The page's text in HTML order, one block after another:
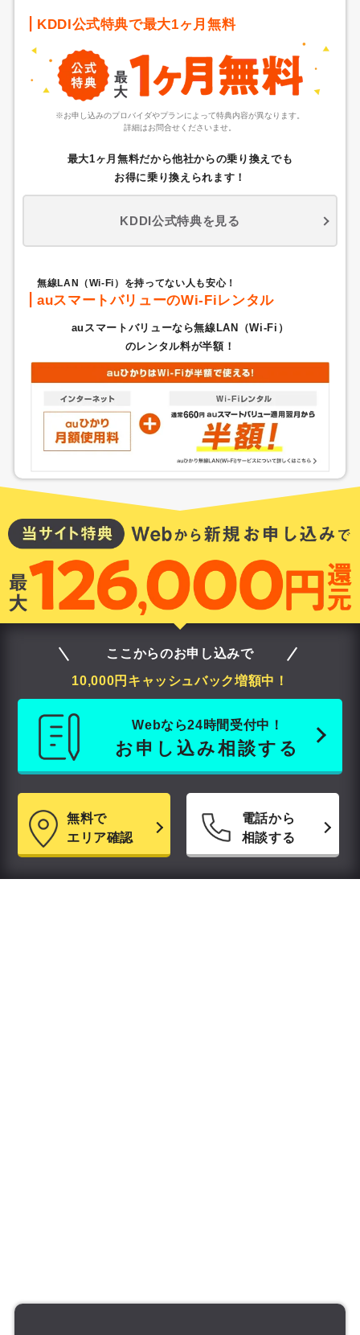
KDDI公式特典で最大1ヶ月無料
※お申し込みのプロバイダやプランによって特典内容が異なります。
詳細はお問合せくださいませ。
最大1ヶ月無料だから他社からの乗り換えでも
お得に乗り換えられます！
KDDI公式特典を見る
無線LAN（Wi-Fi）を持ってない人も安心！
auスマートバリューのWi-Fiレンタル
auスマートバリューなら無線LAN（Wi-Fi）
のレンタル料が半額！
ここからのお申し込みで
10,000円キャッシュバック増額中！
Webなら24時間受付中！
お申し込み相談する
無料で
エリア確認
電話から
相談する